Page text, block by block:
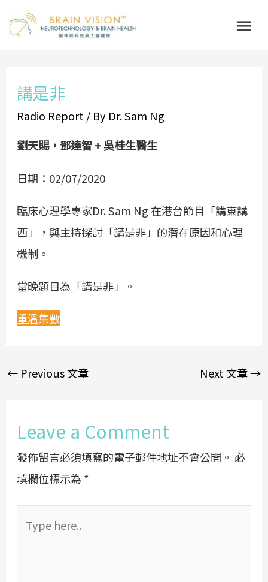
to
講是非
Radio Report / By Dr. Sam Ng
劉天賜，鄧達智 + 吳桂生醫生
日期：02/07/2020
臨床心理學專家Dr. Sam Ng 在港台節目「講東講
西」，與主持探討「講是非」的潛在原因和心理
機制。
當晚題目為「講是非」。
重溫集數
navigation
←Previous 文章 Next 文章→
Leave a Comment
發佈留言必須填寫的電子郵件地址不會公開。 必
填欄位標示為 *
here..